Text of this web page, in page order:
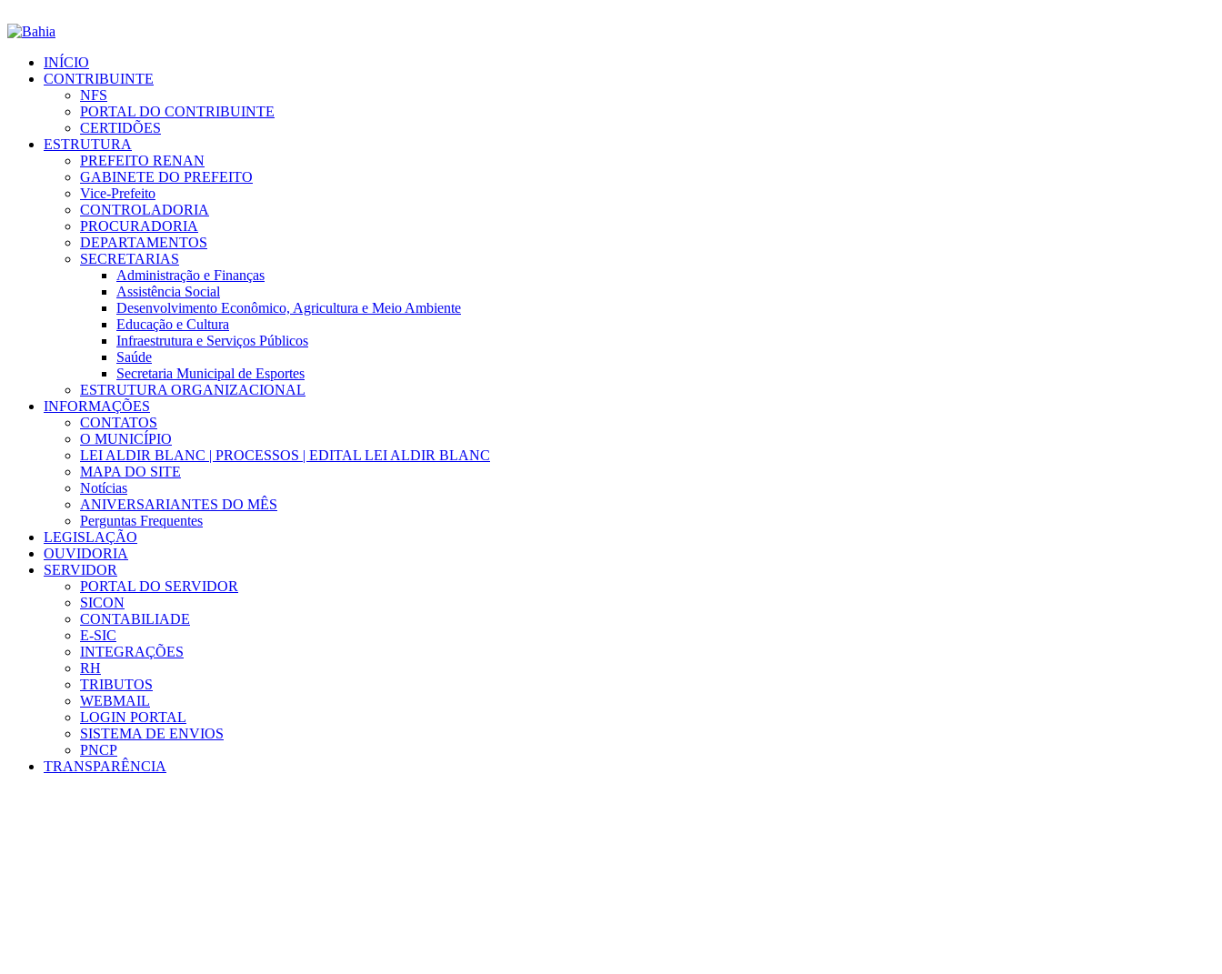
INÍCIO
CONTRIBUINTE
NFS
PORTAL DO CONTRIBUINTE
CERTIDÕES
ESTRUTURA
PREFEITO RENAN
GABINETE DO PREFEITO
Vice-Prefeito
CONTROLADORIA
PROCURADORIA
DEPARTAMENTOS
SECRETARIAS
Administração e Finanças
Assistência Social
Desenvolvimento Econômico, Agricultura e Meio Ambiente
Educação e Cultura
Infraestrutura e Serviços Públicos
Saúde
Secretaria Municipal de Esportes
ESTRUTURA ORGANIZACIONAL
INFORMAÇÕES
CONTATOS
O MUNICÍPIO
LEI ALDIR BLANC | PROCESSOS | EDITAL LEI ALDIR BLANC
MAPA DO SITE
Notícias
ANIVERSARIANTES DO MÊS
Perguntas Frequentes
LEGISLAÇÃO
OUVIDORIA
SERVIDOR
PORTAL DO SERVIDOR
SICON
CONTABILIADE
E-SIC
INTEGRAÇÕES
RH
TRIBUTOS
WEBMAIL
LOGIN PORTAL
SISTEMA DE ENVIOS
PNCP
TRANSPARÊNCIA